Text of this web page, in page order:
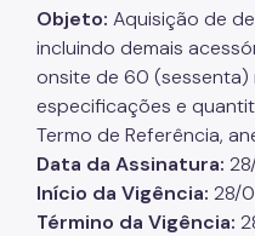
Objeto: Aquisição de
incluindo demais
onsite de 60 (sessenta)
especificações e
Termo de Referência,
Data da Assinatura:
Início da Vigência: 28/
Término da Vigência: